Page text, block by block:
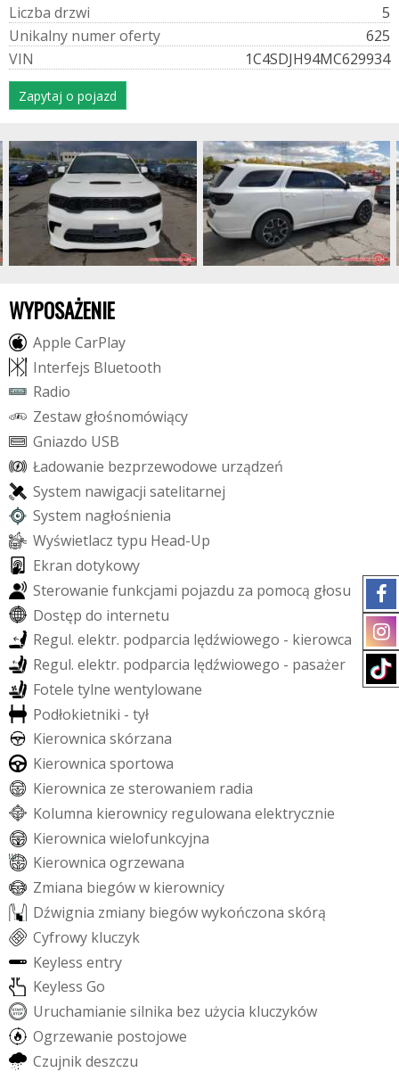
Liczba drzwi
5
Unikalny numeroferty
625
VIN 1C4SDJH94MC629934
Zapytaj o pojazd
WYPOSAŻENIE
Apple CarPlay
Interfejs Bluetooth
Radio
Zestaw głośnomówiący
Gniazdo USB
Ładowanie bezprzewodowe urządzeń
System nawigacji satelitarnej
System nagłośnienia
Wyświetlacz typu Head-Up
Ekran dotykowy
Sterowanie funkcjami pojazdu za pomocą głosu
Dostęp do internetu
Regul. elektr. podparcia lędźwiowego - kierowca
Regul. elektr. podparcia lędźwiowego - pasażer
Fotele tylne wentylowane
Podłokietniki - tył
Kierownica skórzana
Kierownica sportowa
Kierownica ze sterowaniem radia
Kolumna kierownicy regulowana elektrycznie
Kierownica wielofunkcyjna
Kierownica ogrzewana
Zmiana biegóww kierownicy
Dźwignia zmiany biegówwykończona skórą
Cyfrowy kluczyk
Keyless entry
Keyless Go
Uruchamianie silnika bez użycia kluczyków
Ogrzewanie postojowe
Czujnikdeszczu